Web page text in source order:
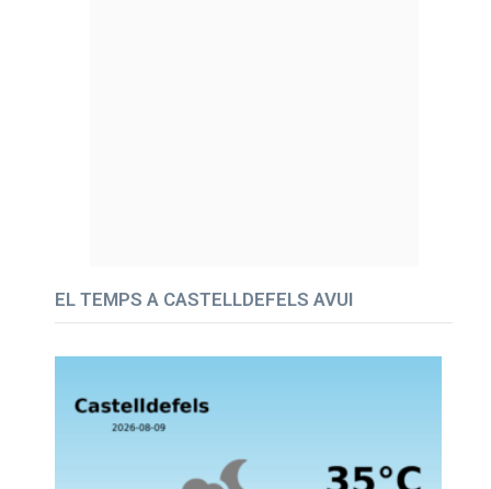
EL TEMPS A CASTELLDEFELS AVUI